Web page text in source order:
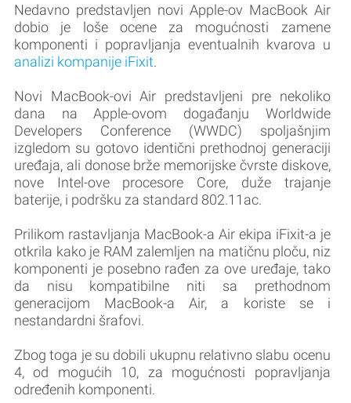
Nedavno predstavljen novi Apple-ov MacBook Air
dobio je loše ocene za mogućnosti zamene
komponenti i popravljanja eventualnih kvarova u
analizi kompanije iFixit.
Novi MacBook-ovi Air predstavljeni pre nekoliko
dana na Apple-ovom događanju Worldwide
Developers Conference (WWDC) spoljašnjim
izgledom su gotovo identični prethodnoj generaciji
uređaja, ali donose brže memorijske čvrste diskove,
nove Intel-ove procesore Core, duže trajanje
baterije, i podršku za standard 802.11ac.
Prilikom rastavljanja MacBook-a Air ekipa iFixit-a je
otkrila kako je RAM zalemljen na matičnu ploču, niz
komponenti je posebno rađen za ove uređaje, tako
da nisu kompatibilne niti sa prethodnom
generacijom MacBook-a Air, a koriste se i
nestandardni šrafovi.
Zbog toga je su dobili ukupnu relativno slabu ocenu
4, od mogućih 10, za mogućnosti popravljanja
određenih komponenti.